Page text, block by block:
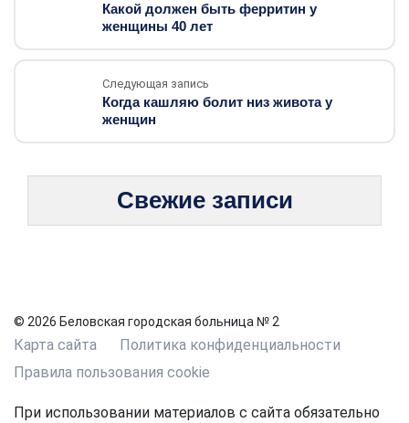
Какой должен быть ферритин у
женщины 40 лет
Следующая запись
Когда кашляю болит низ живота у
женщин
Свежие записи
© 2026 Беловская городская больница № 2
Карта сайта
Политика конфиденциальности
Правила пользования cookie
При использовании материалов с сайта обязательно